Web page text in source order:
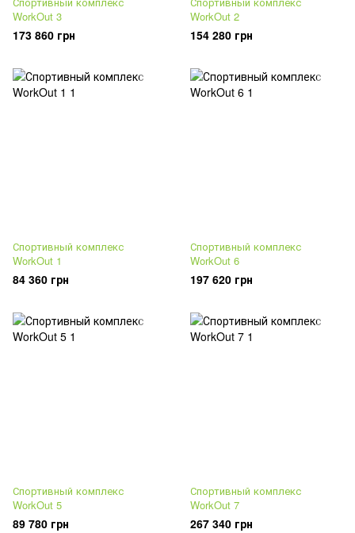
WorkOut 3
173 860 грн
WorkOut 2
154 280 грн
Спортивный комплекс
WorkOut 1
84 360 грн
Спортивный комплекс
WorkOut 6
197 620 грн
Спортивный комплекс
WorkOut 5
89 780 грн
Спортивный комплекс
WorkOut 7
267 340 грн